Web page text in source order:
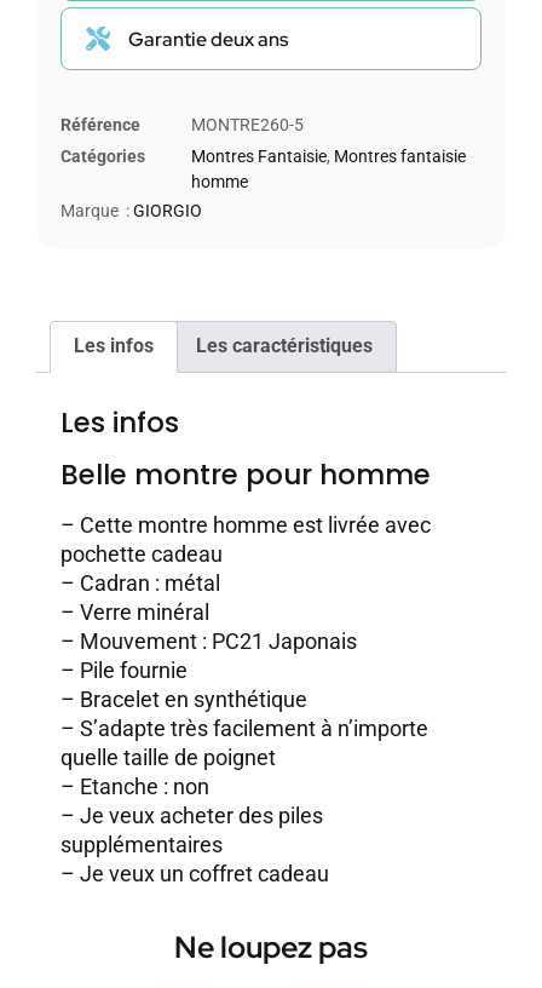
Garantie deux ans
Référence
MONTRE260-5
Catégories
Montres Fantaisie, Montres fantaisie
homme
Marque :GIORGIO
Les infos Les caractéristiques
Les infos
Belle montre pour homme
– Cette montre homme est livrée avec
pochette cadeau
– Cadran : métal
– Verre minéral
– Mouvement : PC21 Japonais
– Pile fournie
– Bracelet en synthétique
– S’adapte très facilement à n’importe
quelle taille de poignet
– Etanche : non
– Je veux acheter des piles
supplémentaires
– Je veux un coffret cadeau
Ne loupez pas